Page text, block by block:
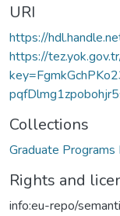
URI
https://
https://
Collections
Graduate
Rights and
info:eu-repo/